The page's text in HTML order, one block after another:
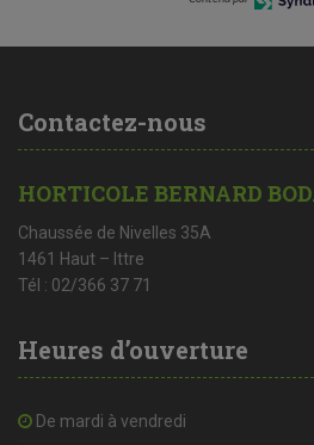
Contactez-nous
HORTICOLE BERNARD
Chaussée de Nivelles 35A
1461 Haut – Ittre
Tél : 02/366 37 71
Heures d’ouverture
De mardi à vendredi